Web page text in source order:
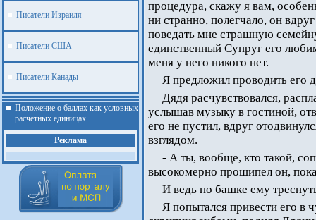
Писатели Израиля
Писатели США
Писатели Канады
Положение о баллах как условных
расчетных единицах
Реклама
процедура, скажу я вам,
ни странно, полегчало, он
поведать мне страшную
единственный Супруг его
меня у него никого нет.
Я предложил проводить его
Дядя расчувствовался,
услышав музыку в гостиной,
его не пустил, вдруг
взглядом.
- А ты, вообще, кто такой,
высокомерно прошипел он,
И ведь по башке ему
Я попытался привести его в